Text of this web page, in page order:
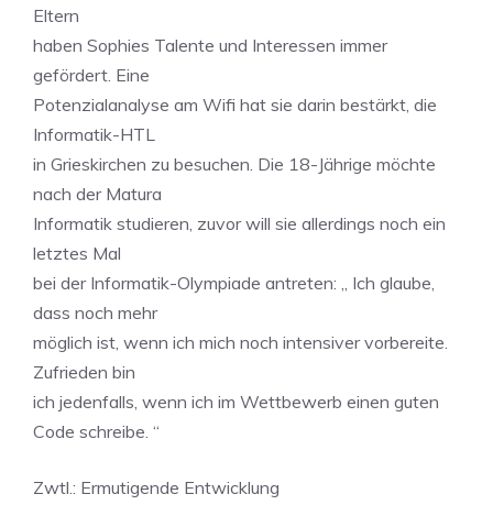
Eltern
haben Sophies Talente und Interessen immer
gefördert. Eine
Potenzialanalyse am Wifi hat sie darin bestärkt, die
Informatik-HTL
in Grieskirchen zu besuchen. Die 18-Jährige möchte
nach der Matura
Informatik studieren, zuvor will sie allerdings noch ein
letztes Mal
bei der Informatik-Olympiade antreten: „ Ich glaube,
dass noch mehr
möglich ist, wenn ich mich noch intensiver vorbereite.
Zufrieden bin
ich jedenfalls, wenn ich im Wettbewerb einen guten
Code schreibe. “
Zwtl.: Ermutigende Entwicklung